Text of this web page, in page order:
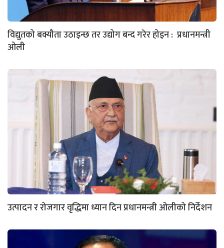
विद्युतको बक्यौता उठाइन्छ तर उद्योग बन्द गरेर होइन : प्रधानमन्त्री
ओली
उत्पादन र रोजगार वृद्धिमा ध्यान दिन प्रधानमन्त्री ओलीको निर्देशन